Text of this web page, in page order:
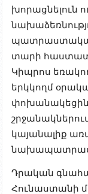
խորացնելուն
տարի
Կիպրոս
երկկողմ
կայանալիք
Դրական
Հունաստանի